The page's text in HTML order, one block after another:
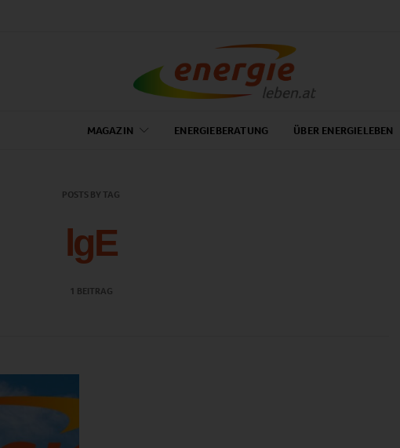
MAGAZIN ENERGIEBERATUNG ÜBER ENERGIELEBEN
POSTS BY TAG
lgE
1 BEITRAG